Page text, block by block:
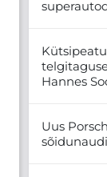
Hannes
Uus